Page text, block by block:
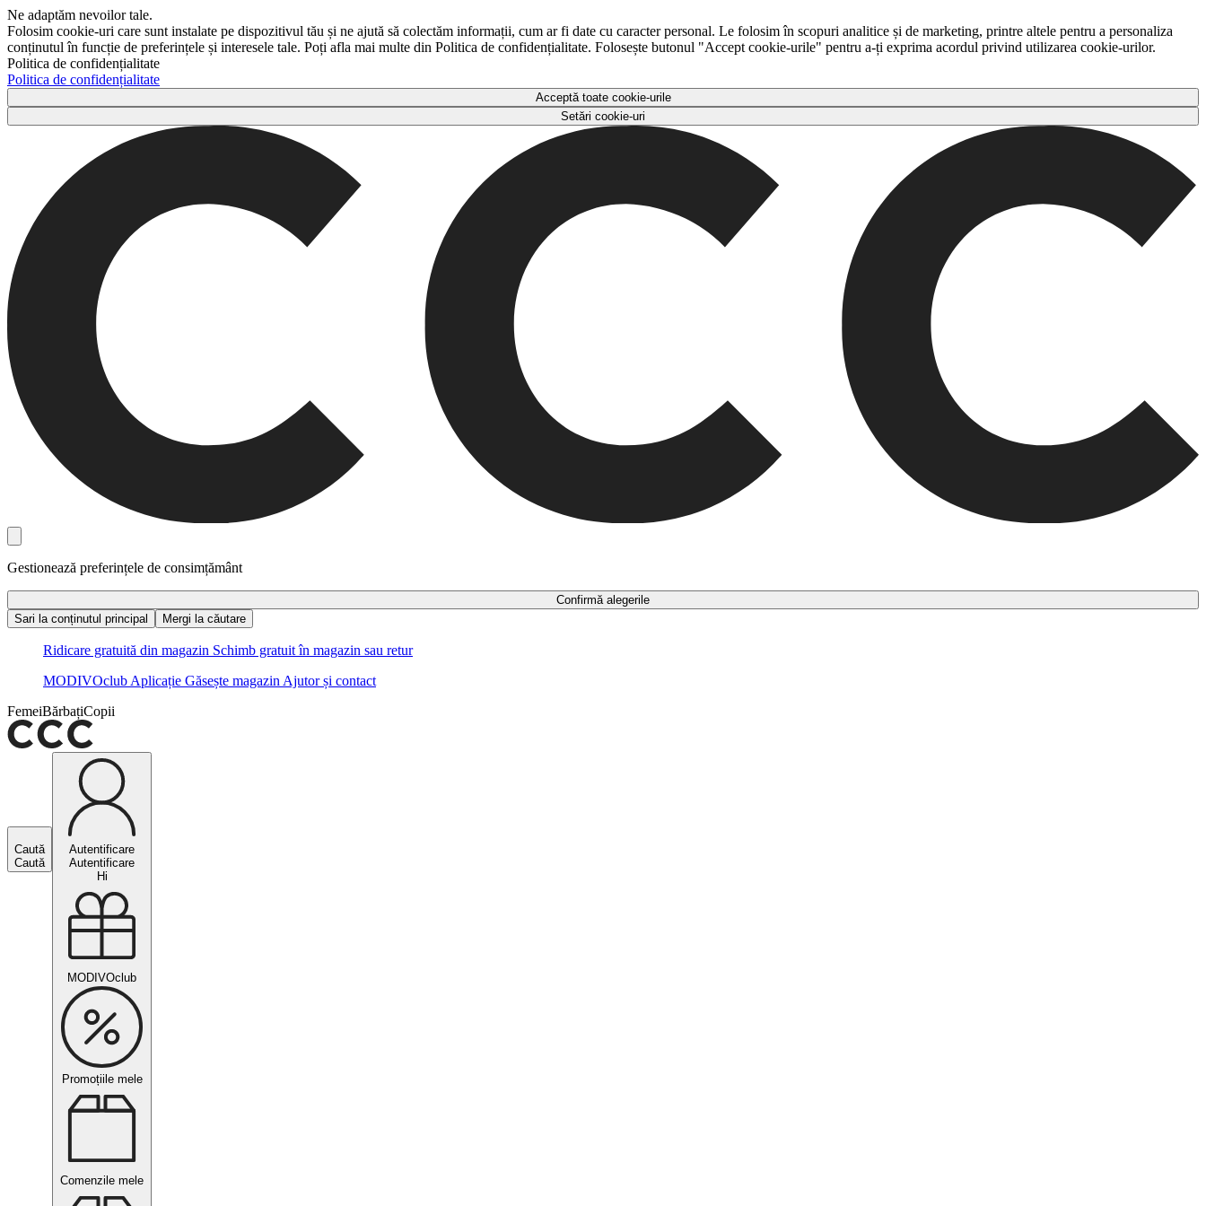
Ne adaptăm nevoilor tale.
Folosim cookie-uri care sunt instalate pe dispozitivul tău și ne ajută să colectăm informații, cum ar fi date cu caracter personal. Le folosim în scopuri analitice și de marketing, printre altele pentru a personaliza
conținutul în funcție de preferințele și interesele tale. Poți afla mai multe din Politica de confidențialitate. Folosește butonul "Accept cookie-urile" pentru a-ți exprima acordul privind utilizarea cookie-urilor.
Politica de confidențialitate
Politica de confidențialitate
Acceptă toate cookie-urile
Setări cookie-uri
Gestionează preferințele de consimțământ
Confirmă alegerile
Sari la conținutul principal
Mergi la căutare
Ridicare gratuită din magazin Schimb gratuit în magazin sau retur
MODIVOclub Aplicație Găsește magazin Ajutor și contact
FemeiBărbațiCopii
Caută
Caută
Autentificare
Autentificare
Hi
MODIVOclub
Promoțiile mele
Comenzile mele